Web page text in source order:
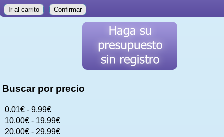
Ir al carrito Confirmar
Buscar por precio
0.01€ - 9.99€
10.00€ - 19.99€
20.00€ - 29.99€